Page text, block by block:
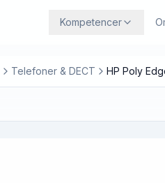
Kompetencer
Telefoner & DECT HP Poly